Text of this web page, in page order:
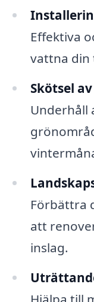
Effektiva
vattna din
Skötsel
Underhåll
Förbättra
att
inslag.